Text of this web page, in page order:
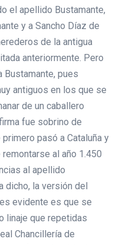
el apellido Bustamante,
y a Sancho Díaz de
de la antigua
anteriormente. Pero
Bustamante, pues
antiguos en los que se
de un caballero
fue sobrino de
pasó a Cataluña y
al año 1.450
al apellido
dicho, la versión del
evidente es que se
linaje que repetidas
Chancillería de